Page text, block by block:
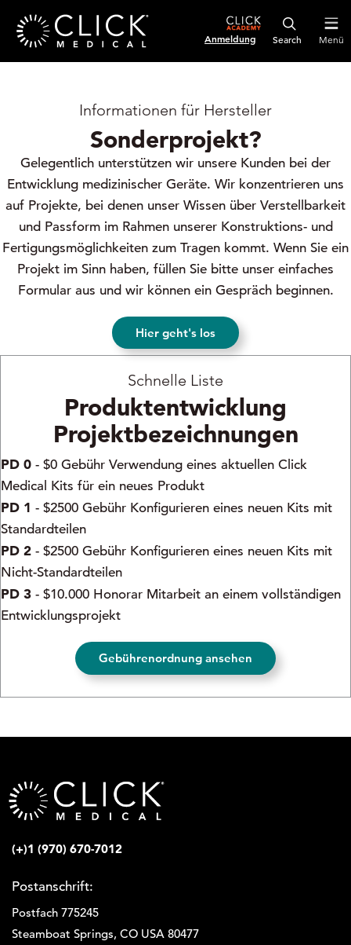
Anmeldung Menü
Informationen für Hersteller
Sonderprojekt?
Gelegentlich unterstützen wir unsere Kunden bei der
Entwicklung medizinischer Geräte. Wir konzentrieren uns
auf Projekte, bei denen unser Wissen über Verstellbarkeit
und Passform im Rahmen unserer Konstruktions- und
Fertigungsmöglichkeiten zum Tragen kommt. Wenn Sie ein
Projekt im Sinn haben, füllen Sie bitte unser einfaches
Formular aus und wir können ein Gespräch beginnen.
Hier geht's los
Schnelle Liste
Produktentwicklung
Projektbezeichnungen
PD 0 - $0 Gebühr Verwendung eines aktuellen Click
Medical Kits für ein neues Produkt
PD 1 - $2500 Gebühr Konfigurieren eines neuen Kits mit
Standardteilen
PD 2 - $2500 Gebühr Konfigurieren eines neuen Kits mit
Nicht-Standardteilen
PD 3 - $10.000 Honorar Mitarbeit an einem vollständigen
Entwicklungsprojekt
Gebührenordnung ansehen
(+)1 (970) 670-7012
Postanschrift:
Postfach 775245
Steamboat Springs, CO USA 80477